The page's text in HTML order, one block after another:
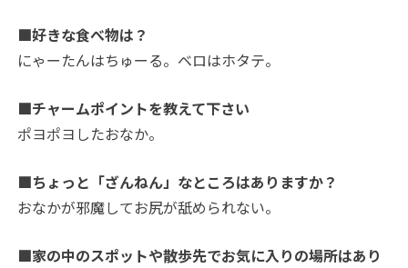
■好きな食べ物は？
にゃーたんはちゅーる。ベロはホタテ。
■チャームポイントを教えて下さい
ポヨポヨしたおなか。
■ちょっと「ざんねん」なところはありますか？
おなかが邪魔してお尻が舐められない。
■家の中のスポットや散歩先でお気に入りの場所はあり